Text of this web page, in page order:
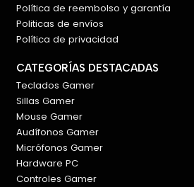
Política de reembolso y garantía
Politicas de envíos
Política de privacidad
CATEGORÍAS DESTACADAS
Teclados Gamer
Sillas Gamer
Mouse Gamer
Audífonos Gamer
Micrófonos Gamer
Hardware PC
Controles Gamer